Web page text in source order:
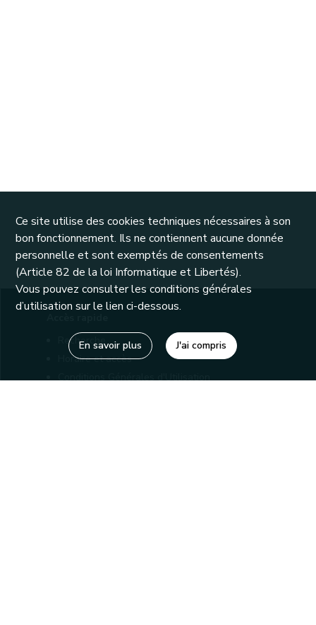
Recherche
Horaire et accès
Conditions Générales d'Utilisation
Ce site utilise des cookies techniques nécessaires à son
bon fonctionnement. Ils ne contiennent aucune donnée
personnelle et sont exemptés de consentements
(Article 82 de la loi Informatique et Libertés).
Vous pouvez consulter les conditions générales
d’utilisation sur le lien ci-dessous.
En savoir plus J'ai compris